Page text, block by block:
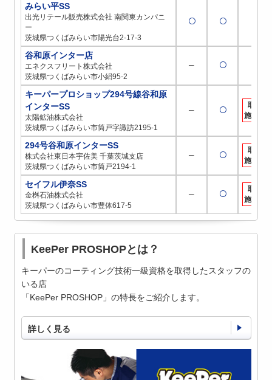
みらい平SS
出光リテール販売株式会社 南関東カンパニ
ー
茨城県つくばみらい市陽光台2-17-3
〇 〇
谷和原インター店
エネクスフリート株式会社
茨城県つくばみらい市小絹95-2
─ 〇
キーパープロショップ294号線谷和原
インターSS
太陽鉱油株式会社
茨城県つくばみらい市筒戸字諏訪2195-1
─ 〇
取扱
施工店
294号谷和原インターSS
株式会社東日本宇佐美 千葉茨城支店
茨城県つくばみらい市筒戸2194-1
─ 〇
取扱
施工店
セイフル伊奈SS
金桝石油株式会社
茨城県つくばみらい市豊体617-5
─ 〇
取扱
施工店
KeePer PROSHOPとは？
キーパーのコーティング技術一級資格を取得したスタッフの
いる店
「KeePer PROSHOP」の特長をご紹介します。
詳しく見る